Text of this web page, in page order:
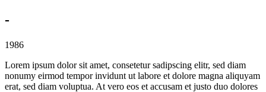
-
1986
Lorem ipsum dolor sit amet, consetetur sadipscing elitr, sed diam
nonumy eirmod tempor invidunt ut labore et dolore magna aliquyam
erat, sed diam voluptua. At vero eos et accusam et justo duo dolores